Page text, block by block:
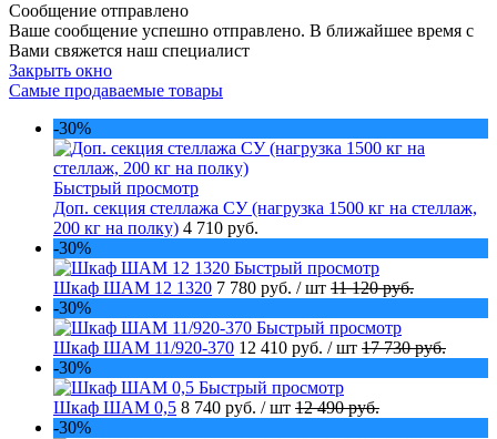
Сообщение отправлено
Ваше сообщение успешно отправлено. В ближайшее время с
Вами свяжется наш специалист
Закрыть окно
Самые продаваемые товары
-30%
Быстрый просмотр
Доп. секция стеллажа СУ (нагрузка 1500 кг на стеллаж,
200 кг на полку) 4 710 руб.
-30%
Быстрый просмотр
Шкаф ШАМ 12 1320 7 780 руб. / шт 11 120 руб.
-30%
Быстрый просмотр
Шкаф ШАМ 11/920-370 12 410 руб. / шт 17 730 руб.
-30%
Быстрый просмотр
Шкаф ШАМ 0,5 8 740 руб. / шт 12 490 руб.
-30%